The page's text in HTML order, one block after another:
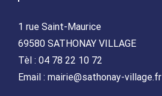
1 rue Saint-Maurice
69580 SATHONAY VILLAGE
Tèl : 04 78 22 10 72
Email : mairie@sathonay-village.fr